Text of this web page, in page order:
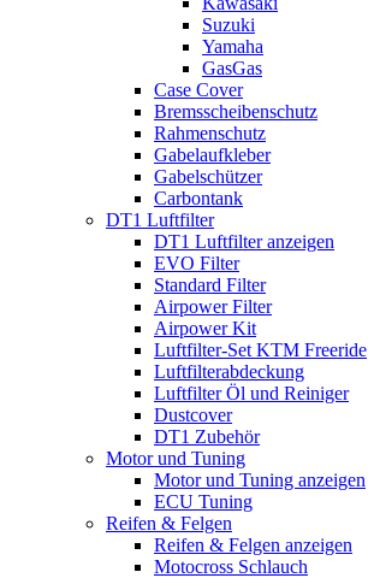
Suzuki
Yamaha
GasGas
Case Cover
Bremsscheibenschutz
Rahmenschutz
Gabelaufkleber
Gabelschützer
Carbontank
DT1 Luftfilter
DT1 Luftfilter anzeigen
EVO Filter
Standard Filter
Airpower Filter
Airpower Kit
Luftfilter-Set KTM Freeride
Luftfilterabdeckung
Luftfilter Öl und Reiniger
Dustcover
DT1 Zubehör
Motor und Tuning
Motor und Tuning anzeigen
ECU Tuning
Reifen & Felgen
Reifen & Felgen anzeigen
Motocross Schlauch